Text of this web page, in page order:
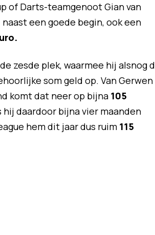
of Darts-teamgenoot Gian van
een goede begin, ook een
zesde plek, waarmee hij alsnog
som geld op. Van Gerwen
komt dat neer op bijna 105
hij daardoor bijna vier maanden
hem dit jaar dus ruim 115